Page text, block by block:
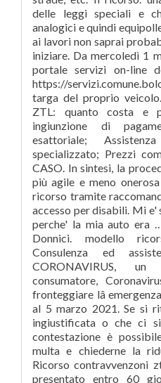
delle leggi speciali e
analogici e quindi
ai lavori non saprai
iniziare. Da mercoledì 1
portale servizi on-line
https://
targa del proprio
ZTL: quanto costa e
ingiunzione di
esattoriale;
specializzato; Prezzi
CASO. In sintesi, la
più agile e meno
ricorso tramite
accesso per disabili. Mi
perche' la mia auto era
Donnici. modello
Consulenza ed
CORONAVIRUS,
consumatore,
fronteggiare lâ
al 5 marzo 2021. Se si
ingiustificata o che ci
contestazione è
multa e chiederne la
Ricorso contravvenzoni
presentato entro 60